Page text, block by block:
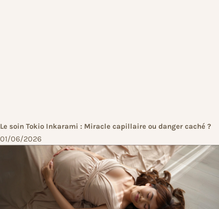
Le soin Tokio Inkarami : Miracle capillaire ou danger caché ?
01/06/2026